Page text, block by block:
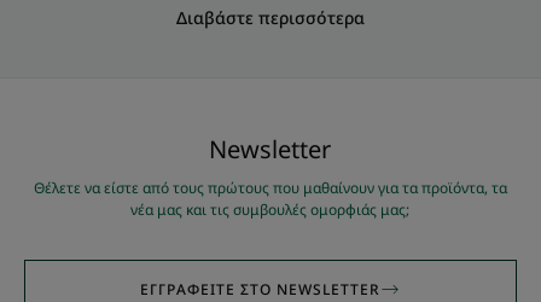
Διαβάστε περισσότερα
Νewsletter
Θέλετε να είστε από τους πρώτους που μαθαίνουν για τα προϊόντα, τα
νέα μας και τις συμβουλές ομορφιάς μας;
ΕΓΓΡΑΦΕΊΤΕ ΣΤΟ NEWSLETTER